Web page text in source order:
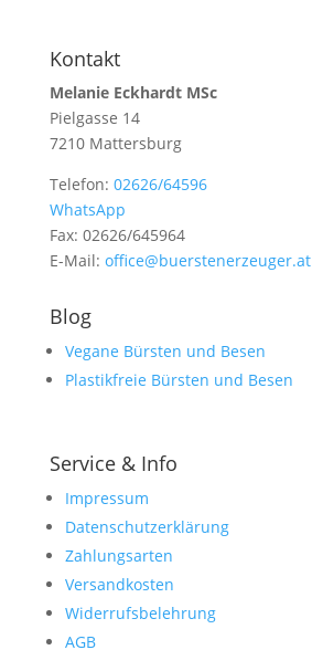
Kontakt
Melanie Eckhardt MSc
Pielgasse 14
7210 Mattersburg
Telefon: 02626/64596
WhatsApp
Fax: 02626/645964
E-Mail: office@buerstenerzeuger.at
Blog
Vegane Bürsten und Besen
Plastikfreie Bürsten und Besen
Service & Info
Impressum
Datenschutzerklärung
Zahlungsarten
Versandkosten
Widerrufsbelehrung
AGB